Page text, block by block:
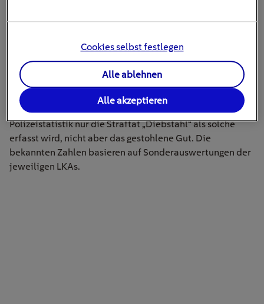
Anstieg der Fallzahlengegenüber dem Vorjahr. Wie
der derzeit zu beobachtende vermehrte Klau von
Solarmodulen
könnte daher das Thema in den nächsten
Jahren gravierender werden. Ebenfalls ist von einer
hohen Dunkelziffer auszugehen, weil in der
Polizeistatistik nur die Straftat „Diebstahl“ als solche
erfasst wird, nicht aber das gestohlene Gut. Die
bekannten Zahlen basieren auf Sonderauswertungen der
jeweiligen LKAs.
Cookies selbst festlegen
Alle ablehnen
Alle akzeptieren